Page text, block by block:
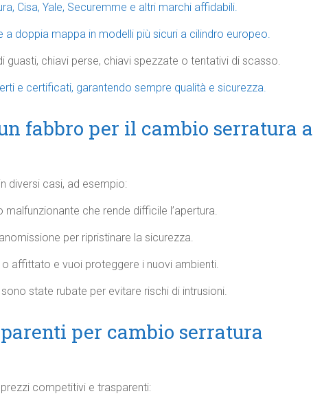
Cisa, Yale, Securemme e altri marchi affidabili.
doppia mappa in modelli più sicuri a cilindro europeo.
guasti, chiavi perse, chiavi spezzate o tentativi di scasso.
e certificati, garantendo sempre qualità e sicurezza.
fabbro per il cambio serratura a
diversi casi, ad esempio:
che rende difficile l’apertura.
per ripristinare la sicurezza.
affittato e vuoi proteggere i nuovi ambienti.
state rubate per evitare rischi di intrusioni.
per cambio serratura
competitivi e trasparenti: